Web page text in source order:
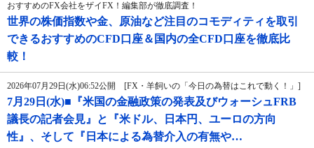
おすすめのFX会社をザイFX！編集部が徹底調査！
世界の株価指数や金、原油など注目のコモディティを取引
できるおすすめのCFD口座＆国内の全CFD口座を徹底比
較！
2026年07月29日(水)06:52公開 [FX・羊飼いの「今日の為替はこれで動く！」]
7月29日(水)■『米国の金融政策の発表及びウォーシュFRB
議長の記者会見』と『米ドル、日本円、ユーロの方向
性』、そして『日本による為替介入の有無や…